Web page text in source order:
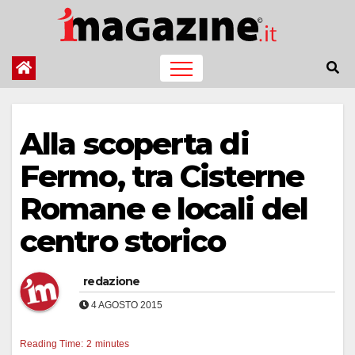
contenuto
Alla scoperta di
Fermo, tra Cisterne
Romane e locali del
centro storico
redazione
4 AGOSTO 2015
Reading Time: 2 minutes